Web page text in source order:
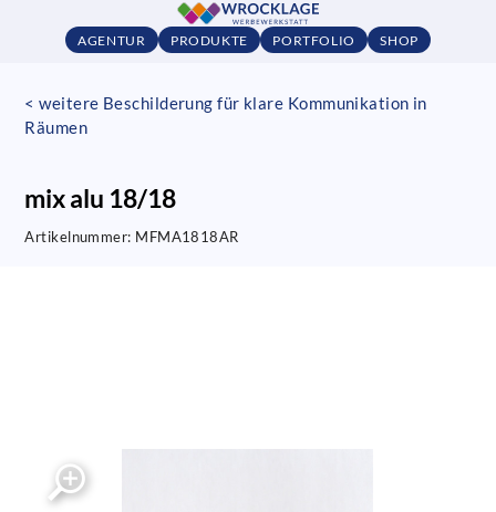
AGENTUR PRODUKTE PORTFOLIO SHOP
< weitere Beschilderung für klare Kommunikation in
Räumen
mix alu 18/18
Artikelnummer: MFMA1818AR